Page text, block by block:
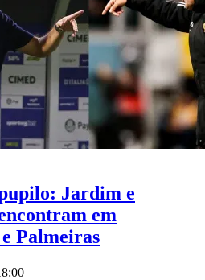
Jardim e
em
Palmeiras